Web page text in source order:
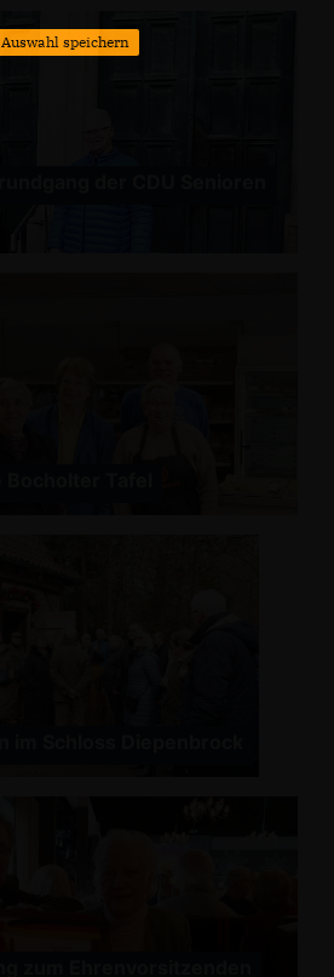
Auswahl speichern